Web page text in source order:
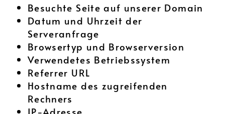
Besuchte Seite auf unserer Domain
Datum und Uhrzeit der
Serveranfrage
Browsertyp und Browserversion
Verwendetes Betriebssystem
Referrer URL
Hostname des zugreifenden
Rechners
IP-Adresse